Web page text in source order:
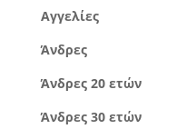
Αγγελίες
Άνδρες
Άνδρες 20 ετών
Άνδρες 30 ετών